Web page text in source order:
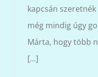
kapcsán
még mindig úgy
Márta, hogy több
[...]